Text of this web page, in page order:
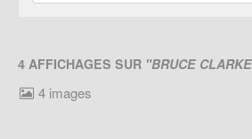
4 AFFICHAGES SUR "BRUCE
4 images